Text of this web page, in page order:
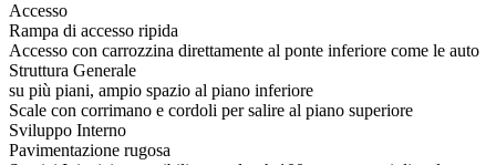
Accesso
Rampa di accesso ripida
Accesso con carrozzina direttamente al ponte inferiore come le auto
Struttura Generale
su più piani, ampio spazio al piano inferiore
Scale con corrimano e cordoli per salire al piano superiore
Sviluppo Interno
Pavimentazione rugosa